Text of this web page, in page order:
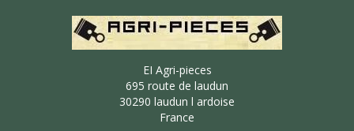
EI Agri-pieces
695 route de laudun
30290 laudun l ardoise
France